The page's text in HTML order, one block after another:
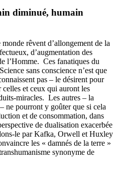
diminué, humain
rêvent d’allongement de la
d’augmentation des
l’Homme. Ces fanatiques du
sans conscience n’est que
pas – le désirent pour
et ceux qui auront les
miracles. Les autres – la
ne pourront y goûter que si cela
et de consommation, dans
de dualisation exacerbée
le par Kafka, Orwell et Huxley
les « damnés de la terre »
synonyme de